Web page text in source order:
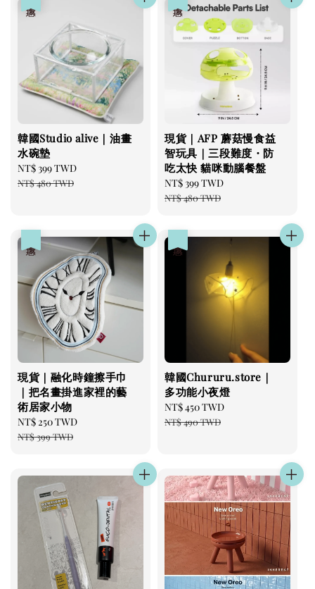
韓國Studio alive｜油畫
水碗墊
Sale
price
NT$ 399 TWD
NT$ 480 TWD
現貨｜AFP 蘑菇慢食益
智玩具｜三段難度・防
吃太快 貓咪動腦餐盤
Sale
price
NT$ 399 TWD
NT$ 480 TWD
現貨｜融化時鐘擦手巾
｜把名畫掛進家裡的藝
術居家小物
Sale
price
NT$ 250 TWD
NT$ 399 TWD
韓國Chururu.store｜
多功能小夜燈
Sale
price
NT$ 450 TWD
NT$ 490 TWD